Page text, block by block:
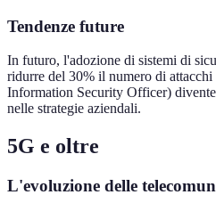
Tendenze future
In futuro, l'adozione di sistemi di
ridurre del 30% il numero di
Information Security Officer)
nelle strategie aziendali.
5G e oltre
L'evoluzione delle